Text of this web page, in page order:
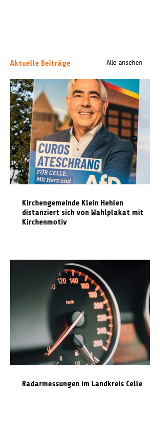
Aktuelle Beiträge Alle ansehen
Kirchengemeinde Klein Hehlen
distanziert sich von Wahlplakat mit
Kirchenmotiv
Radarmessungen im Landkreis Celle